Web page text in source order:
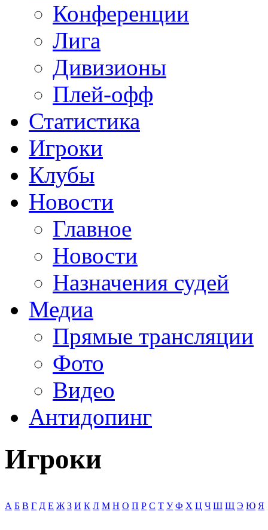
Конференции
Лига
Дивизионы
Плей-офф
Статистика
Игроки
Клубы
Новости
Главное
Новости
Назначения судей
Медиа
Прямые трансляции
Фото
Видео
Антидопинг
Игроки
А Б В Г Д Е Ж З И К Л М Н О П Р С Т У Ф Х Ц Ч Ш Щ Э Ю Я